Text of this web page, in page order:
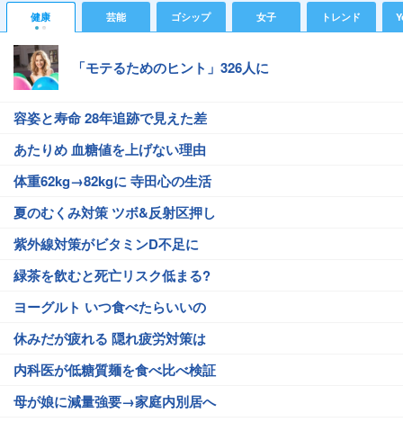
健康 芸能 ゴシップ 女子 トレンド
「モテるためのヒント」326人に
容姿と寿命 28年追跡で見えた差
あたりめ 血糖値を上げない理由
体重62kg→82kgに 寺田心の生活
夏のむくみ対策 ツボ&反射区押し
紫外線対策がビタミンD不足に
緑茶を飲むと死亡リスク低まる?
ヨーグルト いつ食べたらいいの
休みだが疲れる 隠れ疲労対策は
内科医が低糖質麺を食べ比べ検証
母が娘に減量強要→家庭内別居へ